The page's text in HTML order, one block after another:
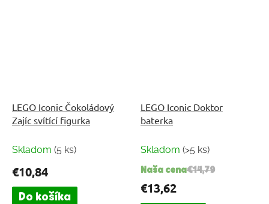
LEGO Iconic Čokoládový
Zajíc svítící figurka
Skladom (5 ks)
€10,84
Do košíka
LEGO Iconic Doktor
baterka
Skladom (>5 ks)
€14,79
Naša cena
€13,62